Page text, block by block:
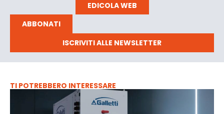
EDICOLA WEB
ABBONATI
ISCRIVITI ALLE NEWSLETTER
TI POTREBBERO INTERESSARE